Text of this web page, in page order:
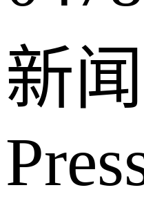
新